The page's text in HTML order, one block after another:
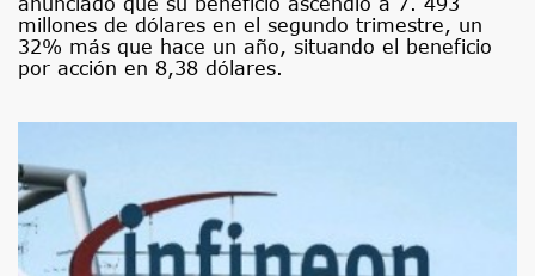
millones de dólares en el segundo trimestre, un
32% más que hace un año, situando el beneficio
por acción en 8,38 dólares.